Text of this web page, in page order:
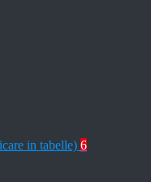
in tabelle) 6